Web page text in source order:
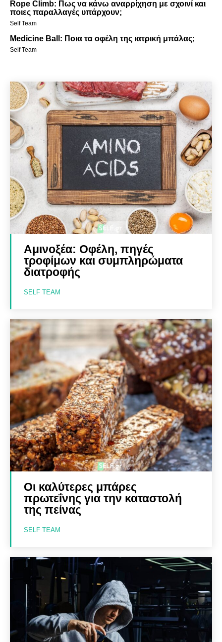
Rope Climb: Πως να κάνω αναρρίχηση με σχοινί και
ποιες παραλλαγές υπάρχουν;
Self Team
Medicine Ball: Ποια τα οφέλη της ιατρική μπάλας;
Self Team
Αμινοξέα: Οφέλη, πηγές
τροφίμων και συμπληρώματα
διατροφής
SELF TEAM
Οι καλύτερες μπάρες
πρωτεΐνης για την καταστολή
της πείνας
SELF TEAM